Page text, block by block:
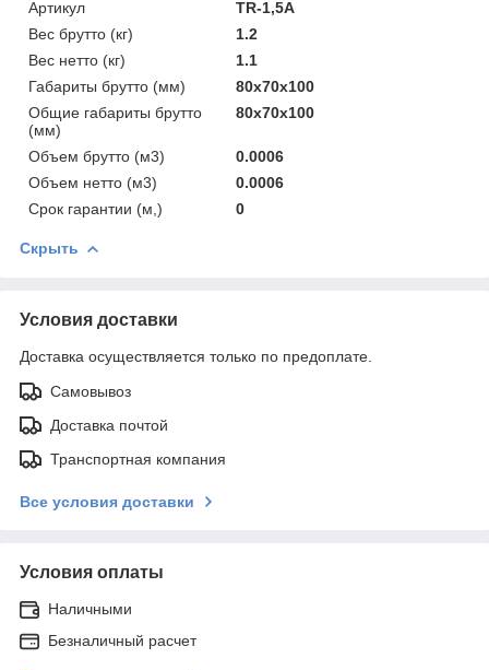
Артикул
TR-1,5A
Вес брутто (кг)
1.2
Вес нетто (кг)
1.1
Габариты брутто (мм)
80x70x100
Общие габариты брутто
(мм)
80x70x100
Объем брутто (м3)
0.0006
Объем нетто (м3)
0.0006
Срок гарантии (м,)
0
Скрыть
Условия доставки
Доставка осуществляется только по предоплате.
Самовывоз
Доставка почтой
Транспортная компания
Все условия доставки
Условия оплаты
Наличными
Безналичный расчет